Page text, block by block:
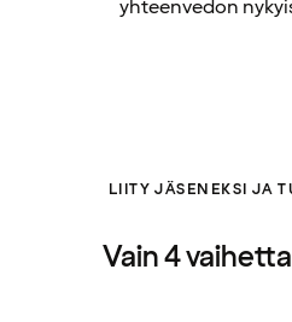
yhteenvedon
LIITY JÄSENEKSI JA
Vain 4